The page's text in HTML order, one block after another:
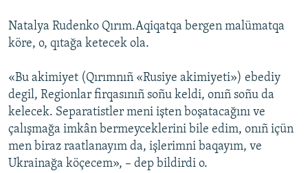
Natalya Rudenko Qırım.Aqiqatqa bergen malümatqa
köre, o, qıtağa ketecek ola.
«Bu akimiyet (Qırımnıñ «Rusiye akimiyeti») ebediy
degil, Regionlar firqasınıñ soñu keldi, onıñ soñu da
kelecek. Separatistler meni işten boşatacağını ve
çalışmağa imkân bermeyceklerini bile edim, onıñ içün
men biraz raatlanayım da, işlerimni baqayım, ve
Ukrainağa köçecem», – dep bildirdi o.